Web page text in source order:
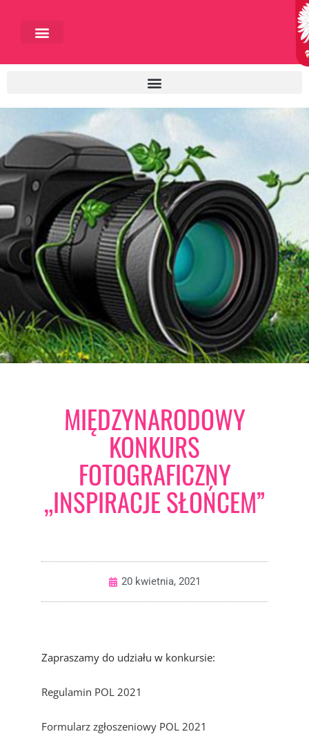
MIĘDZYNARODOWY
KONKURS
FOTOGRAFICZNY
„INSPIRACJE SŁOŃCEM”
20 kwietnia, 2021
Zapraszamy do udziału w konkursie:
Regulamin POL 2021
Formularz zgłoszeniowy POL 2021